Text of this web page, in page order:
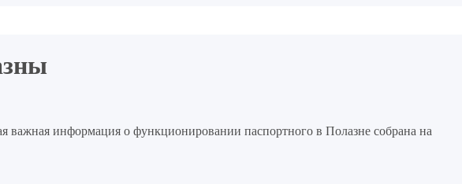
важная информация о функционировании паспортного в Полазне собрана на